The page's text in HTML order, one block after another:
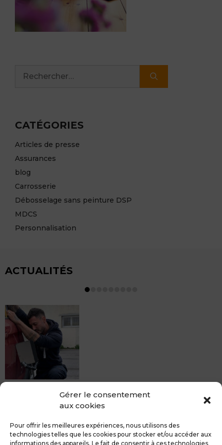
Gérer le consentement
aux cookies
Pour offrir les meilleures expériences, nous utilisons des
technologies telles que les cookies pour stocker et/ou accéder aux
informations des appareils. Le fait de consentir à ces technologies
CATÉGORIES
Articles de presse
Assurances
blog
Carrosserie
Débosselage sans peinture DSP
MDCS
Personnalisation
ACTUALITÉS
peinture, sans rendez-vous mais Avec le sourire :)
du débosselage vous accueille sans rendez-...